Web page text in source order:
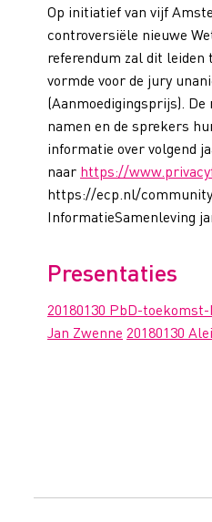
Op initiatief van vijf
controversiële nieuwe
referendum zal dit
vormde voor de jury
(Aanmoedigingsprijs).
namen en de sprekers
informatie over volgend
naar https://
https://ecp.nl/
InformatieSamenleving
Presentaties
20180130 PbD-
Jan Zwenne 20180130